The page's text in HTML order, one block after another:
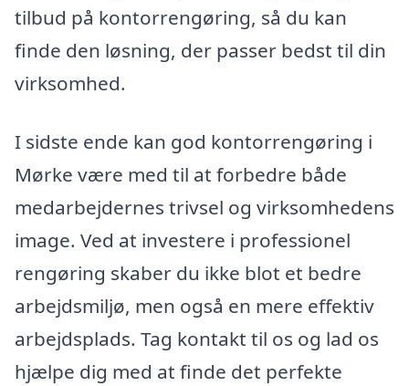
tilbud på kontorrengøring, så du kan
finde den løsning, der passer bedst til din
virksomhed.
I sidste ende kan god kontorrengøring i
Mørke være med til at forbedre både
medarbejdernes trivsel og virksomhedens
image. Ved at investere i professionel
rengøring skaber du ikke blot et bedre
arbejdsmiljø, men også en mere effektiv
arbejdsplads. Tag kontakt til os og lad os
hjælpe dig med at finde det perfekte